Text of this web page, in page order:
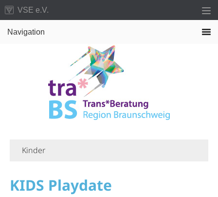
Zur
Hauptnavigation
springen
Zum
Inhalt
springen
VSE e.V.
Navigation
Kinder
KIDS Playdate